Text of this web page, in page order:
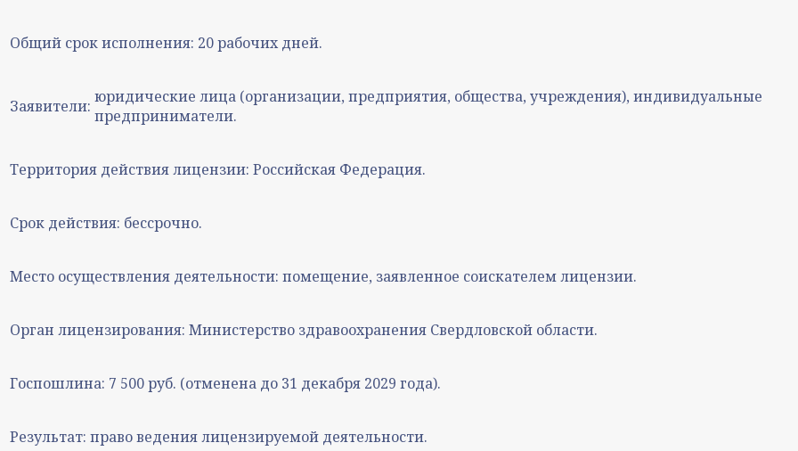
Общий срок исполнения: 20 рабочих дней.
Заявители: юридические лица (организации, предприятия, общества, учреждения), индивидуальные
предприниматели.
Территория действия лицензии: Российская Федерация.
Срок действия: бессрочно.
Место осуществления деятельности: помещение, заявленное соискателем лицензии.
Орган лицензирования: Министерство здравоохранения Свердловской области.
Госпошлина: 7 500 руб. (отменена до 31 декабря 2029 года).
Результат: право ведения лицензируемой деятельности.